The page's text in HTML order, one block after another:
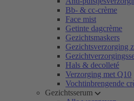
Bb- & cc-crème
Face mist
Getinte dagcrème
Gezichtsmaskers
Gezichtsverzorging
Hals & decolleté
Verzorging met Q10
Vochtinbrengende
Gezichtsserum